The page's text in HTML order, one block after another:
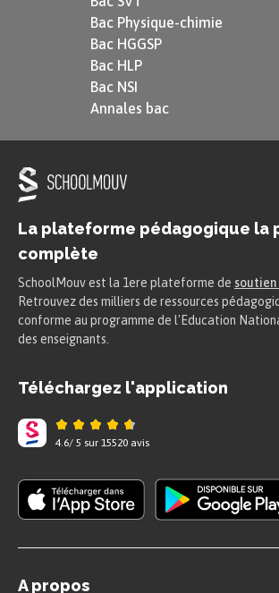
notamment à la conjonction de
« et » une seconde conséquence : la
La ponctuation
de différentes manières selon le
marquée.
Ils marquent unrapport de cause à
Il a dû rentrer chez lui
Ici, les deux points
l’explication du fait énoncé,
Il a raté son année:il devra
examen.
Bac Physique-chimie
Bac HGGSP
Bac HLP
Bac NSI
Annales bac
La plateforme pédagogique la
complète
SchoolMouv est la 1ere plateforme de soutien
Retrouvez des milliers de ressources
conforme au programme de l'Education
des enseignants.
Téléchargez l'application
4.6/ 5 sur 15520 avis
A propos